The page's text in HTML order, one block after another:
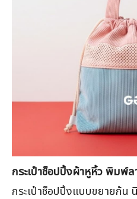
กระเป๋าช็อปปิ้งผ้าหูหิ้ว พิมพ์ล
กระเป๋าช็อปปิ้งแบบขยายก้